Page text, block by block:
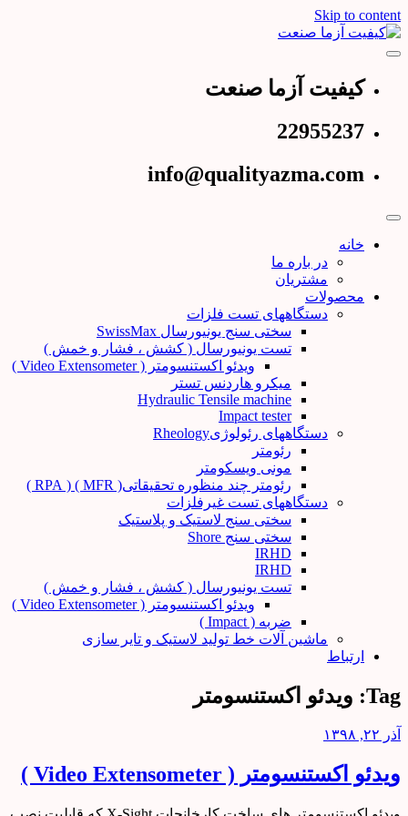
Skip to content
کیفیت آزما صنعت
کیفیت آزما صنعت
22955237
info@qualityazma.com
خانه
در باره ما
مشتریان
محصولات
دستگاههای تست فلزات
سختی سنج یونیورسال SwissMax
تست یونیورسال ( کشش ، فشار و خمش )
ویدئو اکستنسومتر ( Video Extensometer )
میکرو هاردنس تستر
Hydraulic Tensile machine
Impact tester
دستگاههای رئولوژیRheology
رئومتر
مونی ویسکومتر
رئومتر چند منظوره تحقیقاتی( MFR ) ( RPA )
دستگاههای تست غیرفلزات
سختی سنج لاستیک و پلاستیک
سختی سنج Shore
IRHD
IRHD
تست یونیورسال ( کشش ، فشار و خمش )
ویدئو اکستنسومتر ( Video Extensometer )
ضربه ( Impact )
ماشین آلات خط تولید لاستیک و تایر سازی
ارتباط
Tag: ویدئو اکستنسومتر
آذر ۲۲, ۱۳۹۸
ویدئو اکستنسومتر ( Video Extensometer )